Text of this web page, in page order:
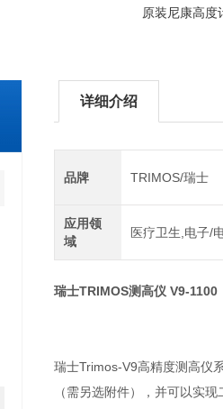
原装尼康高度
详细介绍
品牌 TRIMOS/瑞士
应用领
域
医疗卫生,电子/
瑞士TRIMOS测高仪 V9-
瑞士Trimos-V9高精度测高仪
（需另选附件），并可以实